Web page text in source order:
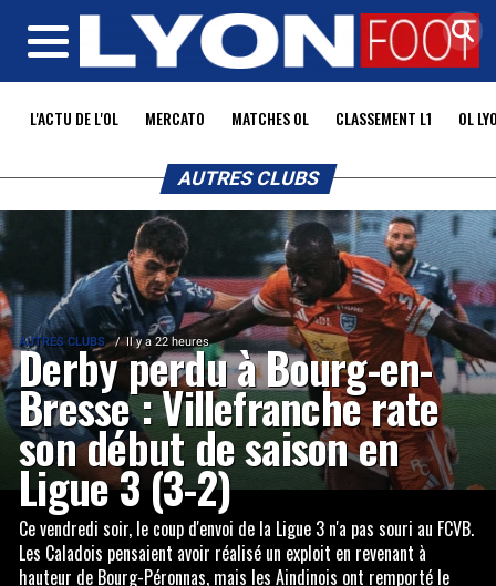
MENU
L'ACTU DE L'OL MERCATO MATCHES OL CLASSEMENT L1 OL
AUTRES CLUBS
AUTRES CLUBS Il y a 22 heures
Derby perdu à Bourg-en-
Bresse : Villefranche rate
son début de saison en
Ligue 3 (3-2)
Ce vendredi soir, le coup d'envoi de la Ligue 3 n'a pas souri au FCVB.
Les Caladois pensaient avoir réalisé un exploit en revenant à
hauteur de Bourg-Péronnas, mais les Aindinois ont remporté le